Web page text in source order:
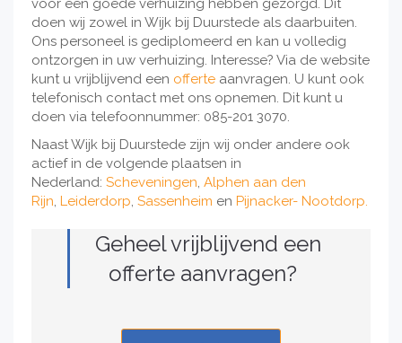
voor een goede verhuizing hebben gezorgd. Dit
doen wij zowel in Wijk bij Duurstede als daarbuiten.
Ons personeel is gediplomeerd en kan u volledig
ontzorgen in uw verhuizing. Interesse? Via de website
kunt u vrijblijvend een offerte aanvragen. U kunt ook
telefonisch contact met ons opnemen. Dit kunt u
doen via telefoonnummer: 085-201 3070.
Naast Wijk bij Duurstede zijn wij onder andere ook
actief in de volgende plaatsen in
Nederland: Scheveningen, Alphen aan den
Rijn, Leiderdorp, Sassenheim en Pijnacker- Nootdorp.
Geheel vrijblijvend een
offerte aanvragen?